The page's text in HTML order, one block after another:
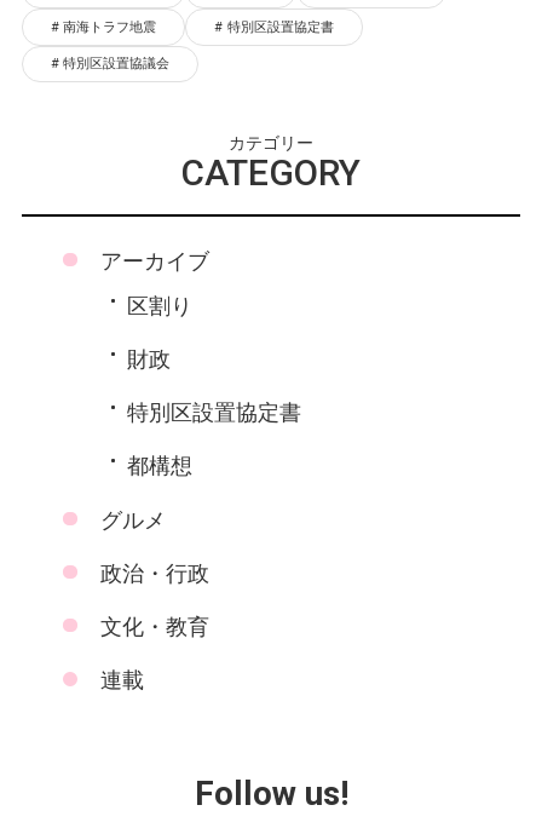
南海トラフ地震 特別区設置協定書
特別区設置協議会
カテゴリー
CATEGORY
アーカイブ
区割り
財政
特別区設置協定書
都構想
グルメ
政治・行政
文化・教育
連載
Follow us!